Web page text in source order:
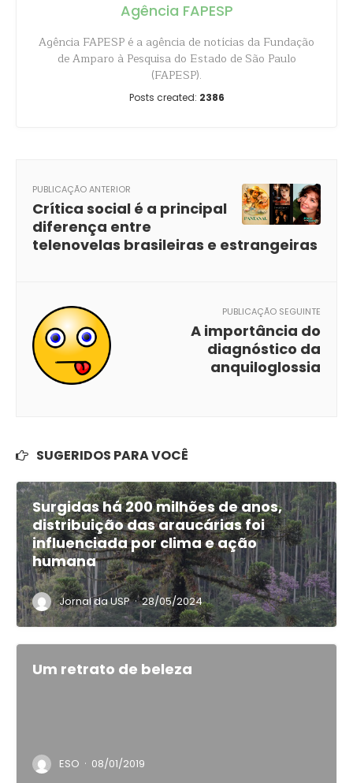
Agência FAPESP
Agência FAPESP é a agência de notícias da Fundação
de Amparo à Pesquisa do Estado de São Paulo
(FAPESP).
Posts created: 2386
PUBLICAÇÃO ANTERIOR
Crítica social é a principal
diferença entre
telenovelas brasileiras e estrangeiras
PUBLICAÇÃO SEGUINTE
A importância do
diagnóstico da
anquiloglossia
SUGERIDOS PARA VOCÊ
Surgidas há 200 milhões de anos,
distribuição das araucárias foi
influenciada por clima e ação
humana
Jornal da USP · 28/05/2024
Um retrato de beleza
ESO · 08/01/2019